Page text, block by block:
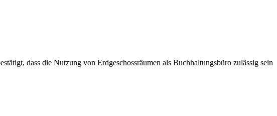
dass die Nutzung von Erdgeschossräumen als Buchhaltungsbüro zulässig sein